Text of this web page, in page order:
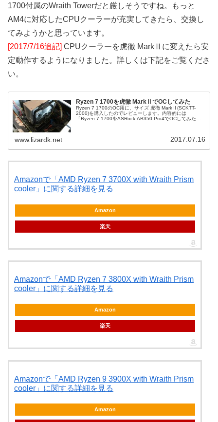
1700付属のWraith Towerだと厳しそうですね。もっと
AM4に対応したCPUクーラーが充実してきたら、交換し
てみようかと思っています。
[2017/7/16追記] CPUクーラーを虎徹 MarkⅡに変えたら安
定動作するようになりました。詳しくは下記をご覧くださ
い。
Ryzen 7 1700を虎徹 MarkⅡでOCしてみた
Ryzen 7 1700のOC用に、サイズ 虎徹 MarkⅡ(SCKTT-
2000)を購入したのでレビューします。内容的には
「Ryzen 7 1700をASRock AB350 Pro4でOCしてみた」
www.lizardk.net 2017.07.16
Amazonで「AMD Ryzen 7 3700X with Wraith Prism
cooler」に関する詳細を見る
Amazon
楽天
Amazonで「AMD Ryzen 7 3800X with Wraith Prism
cooler」に関する詳細を見る
Amazon
楽天
Amazonで「AMD Ryzen 9 3900X with Wraith Prism
cooler」に関する詳細を見る
Amazon